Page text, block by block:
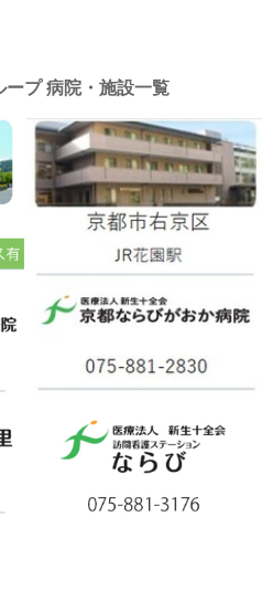
ープ 病院・施設一覧